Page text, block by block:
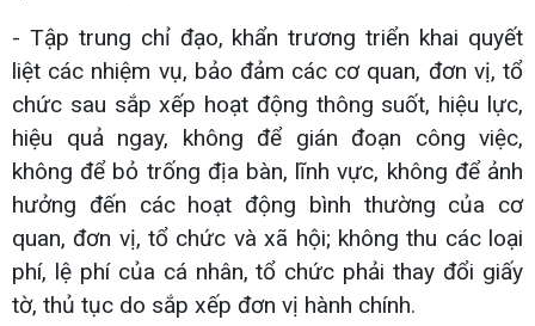
- Tập trung chỉ đạo, khẩn trương triển khai quyết
liệt các nhiệm vụ, bảo đảm các cơ quan, đơn vị, tổ
chức sau sắp xếp hoạt động thông suốt, hiệu lực,
hiệu quả ngay, không để gián đoạn công việc,
không để bỏ trống địa bàn, lĩnh vực, không để ảnh
hưởng đến các hoạt động bình thường của cơ
quan, đơn vị, tổ chức và xã hội; không thu các loại
phí, lệ phí của cá nhân, tổ chức phải thay đổi giấy
tờ, thủ tục do sắp xếp đơn vị hành chính.